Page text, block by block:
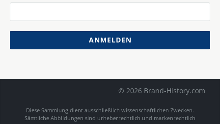
ANMELDEN
© 2026 Brand-History.com
Diese Sammlung dient ausschließlich wissenschaftlichen Zwecken.
Sämtliche Abbildungen sind urheberrechtlich und markenrechtlich